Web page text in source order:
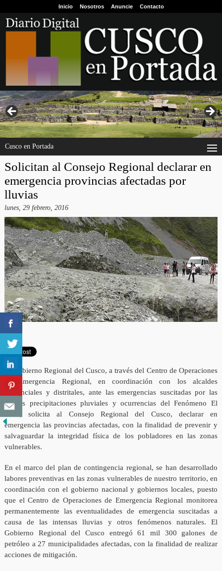
Inicio Nosotros Anuncie Contacto
Cusco en Portada
Solicitan al Consejo Regional declarar en
emergencia provincias afectadas por
lluvias
lunes, 29 febrero, 2016
El Gobierno Regional del Cusco, a través del Centro de Operaciones
de Emergencia Regional, en coordinación con los alcaldes
provinciales y distritales, ante las emergencias suscitadas por las
fuertes precipitaciones pluviales y ocurrencias del Fenómeno El
Niño, solicita al Consejo Regional del Cusco, declarar en
emergencia las provincias afectadas, con la finalidad de prevenir y
salvaguardar la integridad física de los pobladores en las zonas
vulnerables.
En el marco del plan de contingencia regional, se han desarrollado
labores preventivas en las zonas vulnerables de nuestro territorio, en
coordinación con el gobierno nacional y gobiernos locales, puesto
que el Centro de Operaciones de Emergencia Regional monitorea
permanentemente las eventualidades de emergencia suscitadas a
causa de las intensas lluvias y otros fenómenos naturales. El
Gobierno Regional del Cusco entregó 61 mil 300 galones de
petróleo a 27 municipalidades afectadas, con la finalidad de realizar
acciones de mitigación.